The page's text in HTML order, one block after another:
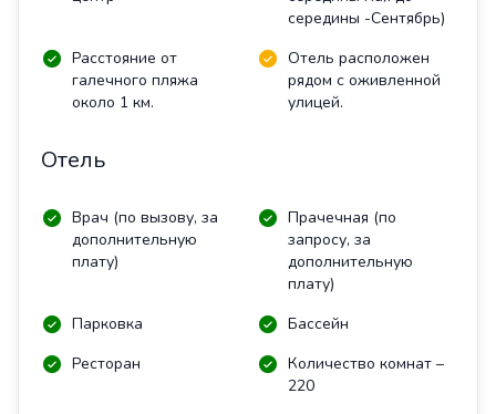
середины -Сентябрь)
Расстояние от
галечного пляжа
около 1 км.
Отель расположен
рядом с оживленной
улицей.
Отель
Врач (по вызову, за
дополнительную
плату)
Прачечная (по
запросу, за
дополнительную
плату)
Парковка
Бассейн
Ресторан
Количество комнат –
220